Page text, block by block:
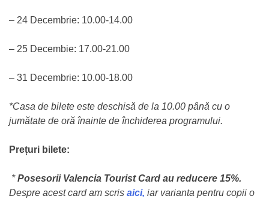
– 24 Decembrie: 10.00-14.00
– 25 Decembie: 17.00-21.00
– 31 Decembrie: 10.00-18.00
*Casa de bilete este deschisă de la 10.00 până cu o
jumătate de oră înainte de închiderea programului.
Prețuri bilete:
*Posesorii Valencia Tourist Card au reducere 15%.
Despre acest card am scris aici, iar varianta pentru copii o